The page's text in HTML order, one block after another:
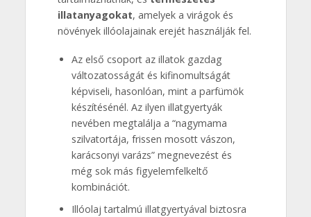
illatanyagokat, amelyek a virágok és
növények illóolajainak erejét használják fel.
Az első csoport az illatok gazdag
változatosságát és kifinomultságát
képviseli, hasonlóan, mint a parfümök
készítésénél. Az ilyen illatgyertyák
nevében megtalálja a “nagymama
szilvatortája, frissen mosott vászon,
karácsonyi varázs” megnevezést és
még sok más figyelemfelkeltő
kombinációt.
Illóolaj tartalmú illatgyertyával biztosra